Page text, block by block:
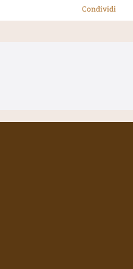
Condividi